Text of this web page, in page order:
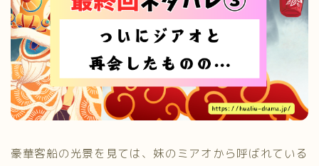
豪華客船の光景を見ては、妹のミアオから呼ばれている